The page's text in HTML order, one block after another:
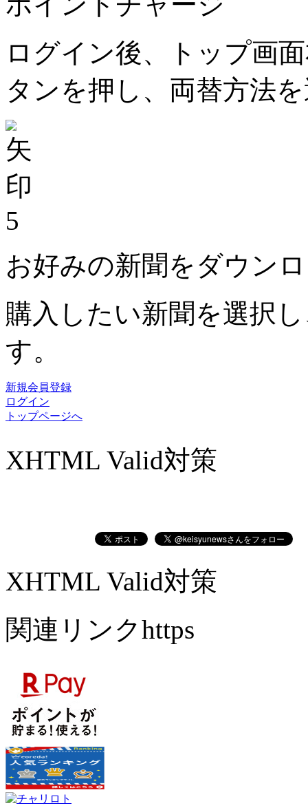
ログイン後、トップ画
タンを押し、両替方法
5
お好みの新聞をダウン
購入したい新聞を選択
す。
新規会員登録
ログイン
トップページへ
XHTML Valid対策
XHTML Valid対策
関連リンクhttps